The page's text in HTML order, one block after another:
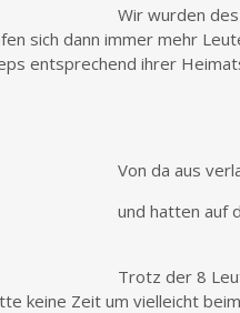
Wir wurden
sich dann immer mehr
entsprechend ihrer
Von da aus
und hatten auf
Trotz der 8
keine Zeit um vielleicht